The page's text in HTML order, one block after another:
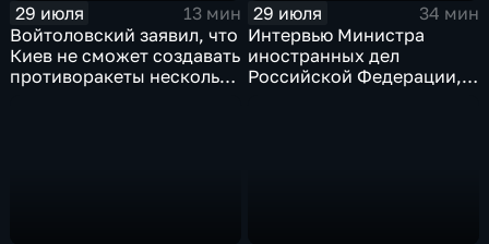
29 июля
13 мин
Войтоловский заявил, что
Киев не сможет создавать
противоракеты несколько
29 июля
34 мин
Интервью Министра
иностранных дел
Российской Федерации,